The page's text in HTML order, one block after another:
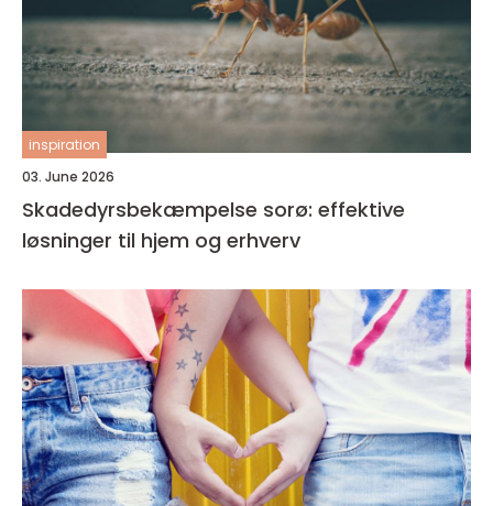
inspiration
03. June 2026
Skadedyrsbekæmpelse sorø: effektive
løsninger til hjem og erhverv